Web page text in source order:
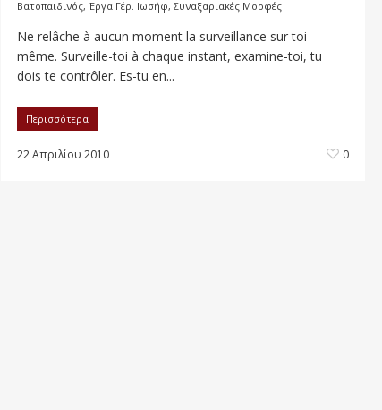
Βατοπαιδινός, Έργα Γέρ. Ιωσήφ, Συναξαριακές Μορφές
Ne relâche à aucun moment la surveillance sur toi-
même. Surveille-toi à chaque instant, examine-toi, tu
dois te contrôler. Es-tu en...
Περισσότερα
22 Απριλίου 2010 0